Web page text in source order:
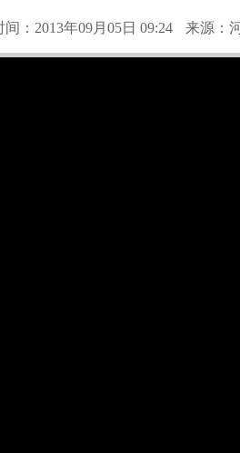
间：2013年09月05日 09:24 来源：